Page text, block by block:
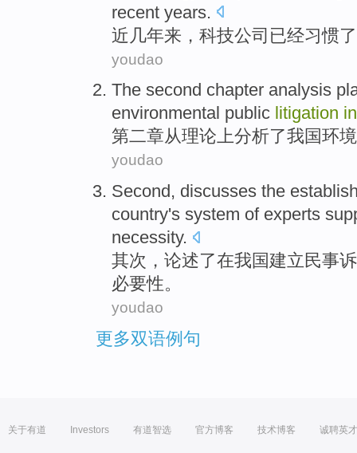
recent years.
近几年来， 科技公司 已经习惯了
youdao
The second chapter analysis
environmental public litigation in
第二章从理论上分析了我国环境
youdao
Second, discusses the
country's system of experts
necessity.
其次 ， 论述了在我国建立民事
必要性。
youdao
更多双语例句
关于有道 Investors 有道智选 官方博客 技术博客 诚聘英才